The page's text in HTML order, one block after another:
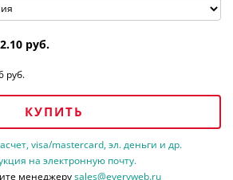
руб.
руб.
КУПИТЬ
visa/mastercard, эл. деньги и др.
на электронную почту.
менеджеруsales@everyweb.ru